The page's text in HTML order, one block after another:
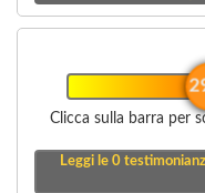
Clicca sulla barra per
Leggi le 0